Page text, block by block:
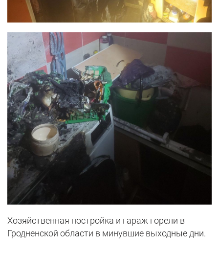
Хозяйственная постройка и гараж горели в
Гродненской области в минувшие выходные дни.